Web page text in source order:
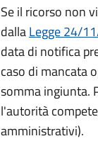
Se il ricorso non
dallaLegge 24/
data di notifica
caso di mancata
somma ingiunta.
l'autorità
amministrativi).